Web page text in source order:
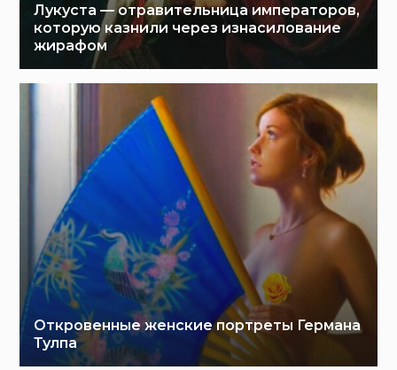
Лукуста — отравительница императоров,
которую казнили через изнасилование
жирафом
Откровенные женские портреты Германа
Тулпа